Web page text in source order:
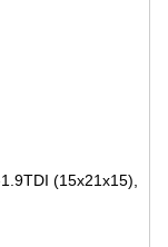
(15x21x15),